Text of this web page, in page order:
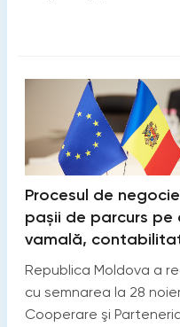
Procesul de
pașii de parcurs pe
vamală,
Republica Moldova a
cu semnarea la 28
Cooperare şi